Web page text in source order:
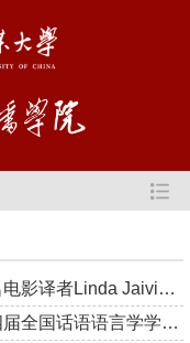
《名家讲座》系列报道之二十二：著名电影译者Linda Jaivin谈电影...
我院和全国话语语言学研究会举办第四届全国话语语言学学术研讨会